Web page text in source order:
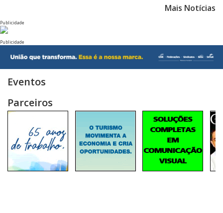
Mais Notícias
Publicidade
Publicidade
Eventos
Parceiros